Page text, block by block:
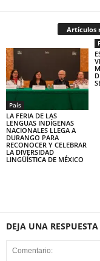
Artículos
País
LA FERIA DE LAS
LENGUAS INDÍGENAS
NACIONALES LLEGA A
DURANGO PARA
RECONOCER Y CELEBRAR
LA DIVERSIDAD
LINGÜÍSTICA DE MÉXICO
DEJA UNA RESPUESTA